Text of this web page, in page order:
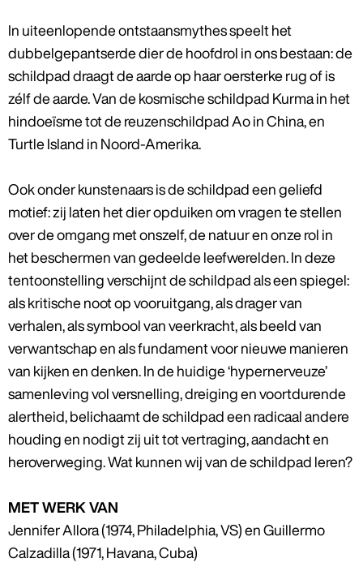
In uiteenlopende ontstaansmythes speelt het
dubbelgepantserde dier de hoofdrol in ons bestaan: de
schildpad draagt de aarde op haar oersterke rug of is
zélf de aarde. Van de kosmische schildpad Kurma in het
hindoeïsme tot de reuzenschildpad Ao in China, en
Turtle Island in Noord-Amerika.
Ook onder kunstenaars is de schildpad een geliefd
motief: zij laten het dier opduiken om vragen te stellen
over de omgang met onszelf, de natuur en onze rol in
het beschermen van gedeelde leefwerelden. In deze
tentoonstelling verschijnt de schildpad als een spiegel:
als kritische noot op vooruitgang, als drager van
verhalen, als symbool van veerkracht, als beeld van
verwantschap en als fundament voor nieuwe manieren
van kijken en denken. In de huidige ‘hypernerveuze’
samenleving vol versnelling, dreiging en voortdurende
alertheid, belichaamt de schildpad een radicaal andere
houding en nodigt zij uit tot vertraging, aandacht en
heroverweging. Wat kunnen wij van de schildpad leren?
MET WERK VAN
Jennifer Allora (1974, Philadelphia, VS) en Guillermo
Calzadilla (1971, Havana, Cuba)